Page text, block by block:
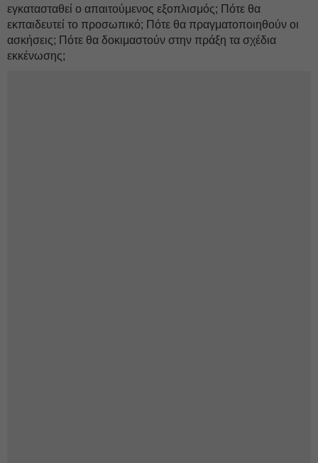
εγκατασταθεί ο απαιτούμενος εξοπλισμός; Πότε θα
εκπαιδευτεί το προσωπικό; Πότε θα πραγματοποιηθούν οι
ασκήσεις; Πότε θα δοκιμαστούν στην πράξη τα σχέδια
εκκένωσης;